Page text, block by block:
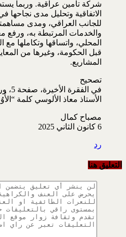
شركة تأمين عراقية. وربما
الاتفاقية وتحليل مدى نجاحها
للجانب العراقي، ومدى
والخدمات المرتبطة به، ورفع
المحلي، واتساقها وتكاملها مع
قبل الحكومة، وغيرها من
المشاريع.
تصحيح
في
الأستاذ معاذ الألوسي كلمة
مصباح كمال
6 كانون الثاني 2025
رد
التعليق هنا